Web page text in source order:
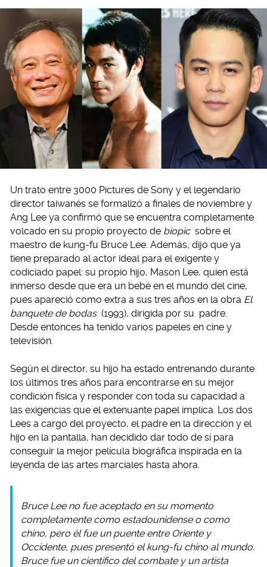
Un trato entre 3000 Pictures de Sony y el legendario
director taiwanés se formalizó a finales de noviembre y
Ang Lee ya confirmó que se encuentra completamente
volcado en su propio proyecto de biopic sobre el
maestro de kung-fu Bruce Lee. Además, dijo que ya
tiene preparado al actor ideal para el exigente y
codiciado papel: su propio hijo, Mason Lee, quien está
inmerso desde que era un bebé en el mundo del cine,
pues apareció como extra a sus tres años en la obra El
banquete de bodas (1993), dirigida por su padre.
Desde entonces ha tenido varios papeles en cine y
televisión.
Según el director, su hijo ha estado entrenando durante
los últimos tres años para encontrarse en su mejor
condición física y responder con toda su capacidad a
las exigencias que el extenuante papel implica. Los dos
Lees a cargo del proyecto, el padre en la dirección y el
hijo en la pantalla, han decidido dar todo de sí para
conseguir la mejor película biográfica inspirada en la
leyenda de las artes marciales hasta ahora.
Bruce Lee no fue aceptado en su momento
completamente como estadounidense o como
chino, pero él fue un puente entre Oriente y
Occidente, pues presentó el kung-fu chino al mundo.
Bruce fue un científico del combate y un artista